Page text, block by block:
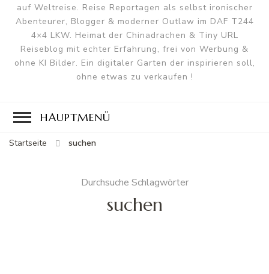
auf Weltreise. Reise Reportagen als selbst ironischer
Abenteurer, Blogger & moderner Outlaw im DAF T244
4×4 LKW. Heimat der Chinadrachen & Tiny URL
Reiseblog mit echter Erfahrung, frei von Werbung &
ohne KI Bilder. Ein digitaler Garten der inspirieren soll,
ohne etwas zu verkaufen !
HAUPTMENÜ
Startseite suchen
Durchsuche Schlagwörter
suchen